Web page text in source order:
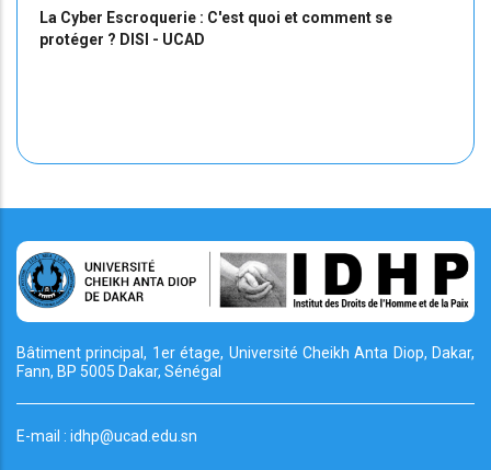
La Cyber Escroquerie : C'est quoi et comment se
protéger ? DISI - UCAD
Bâtiment principal, 1er étage, Université CheikhAnta Diop, Dakar,
Fann, BP 5005 Dakar, Sénégal
E-mail : idhp@ucad.edu.sn